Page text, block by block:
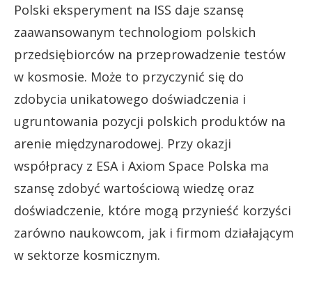
Polski eksperyment na ISS daje szansę
zaawansowanym technologiom polskich
przedsiębiorców na przeprowadzenie testów
w kosmosie. Może to przyczynić się do
zdobycia unikatowego doświadczenia i
ugruntowania pozycji polskich produktów na
arenie międzynarodowej. Przy okazji
współpracy z ESA i Axiom Space Polska ma
szansę zdobyć wartościową wiedzę oraz
doświadczenie, które mogą przynieść korzyści
zarówno naukowcom, jak i firmom działającym
w sektorze kosmicznym.